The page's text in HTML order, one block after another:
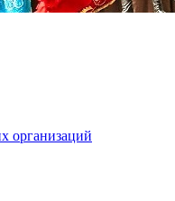
организаций